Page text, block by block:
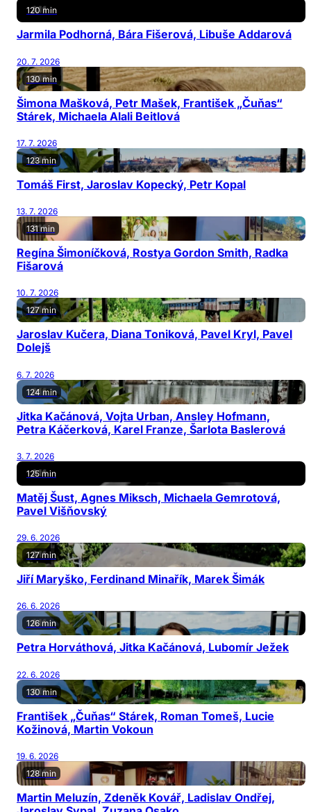
120 min
Jarmila Podhorná, Bára Fišerová, Libuše Addarová
20. 7. 2026
130 min
Šimona Mašková, Petr Mašek, František „Čuňas“
Stárek, Michaela Alali Beitlová
17. 7. 2026
123 min
Tomáš First, Jaroslav Kopecký, Petr Kopal
13. 7. 2026
131 min
Regína Šimoníčková, Rostya Gordon Smith, Radka
Fišarová
10. 7. 2026
127 min
Jaroslav Kučera, Diana Toniková, Pavel Kryl, Pavel
Dolejš
6. 7. 2026
124 min
Jitka Kačánová, Vojta Urban, Ansley Hofmann,
Petra Káčerková, Karel Franze, Šarlota Baslerová
3. 7. 2026
125 min
Matěj Šust, Agnes Miksch, Michaela Gemrotová,
Pavel Višňovský
29. 6. 2026
127 min
Jiří Maryško, Ferdinand Minařík, Marek Šimák
26. 6. 2026
126 min
Petra Horváthová, Jitka Kačánová, Lubomír Ježek
22. 6. 2026
130 min
František „Čuňas“ Stárek, Roman Tomeš, Lucie
Kožinová, Martin Vokoun
19. 6. 2026
128 min
Martin Meluzín, Zdeněk Kovář, Ladislav Ondřej,